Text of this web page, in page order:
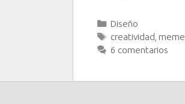
Categorías
Diseño
Etiquetas
creatividad meme
6 comentarios